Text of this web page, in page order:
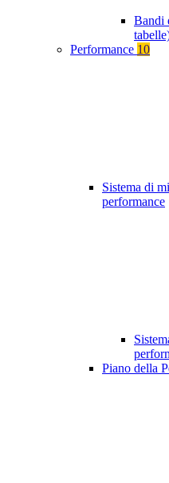
Bandi
Performance 10
Sistema di
performance
Piano della